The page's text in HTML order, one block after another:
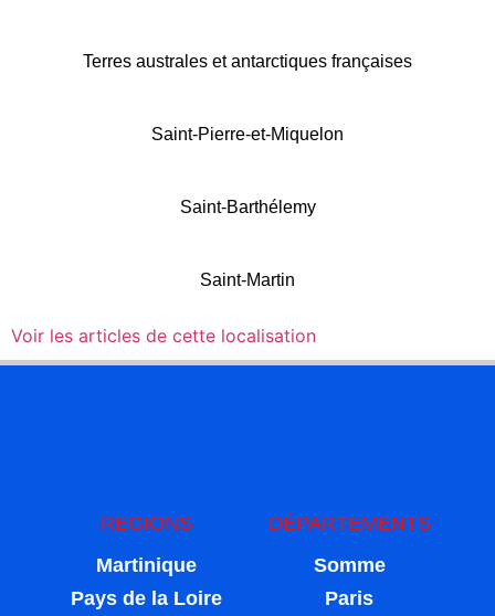
Terres australes et antarctiques françaises
Saint-Pierre-et-Miquelon
Saint-Barthélemy
Saint-Martin
Voir les articles de cette localisation
REGIONS
Martinique
Pays de la Loire
DÉPARTEMENTS
Somme
Paris